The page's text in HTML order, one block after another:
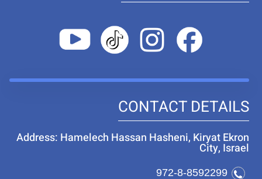
CONTACT DETAILS
Address: Hamelech Hassan Hasheni, Kiryat Ekron
City, Israel
972-8-8592299